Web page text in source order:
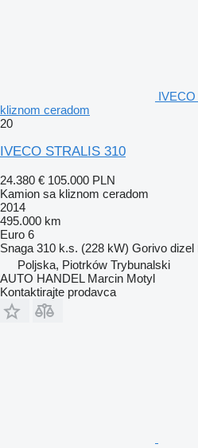
kliznom ceradom
20
IVECO STRALIS 310
24.380 € 105.000 PLN
Kamion sa kliznom ceradom
2014
495.000 km
Euro 6
Snaga 310 k.s. (228 kW) Gorivo dizel
Poljska, Piotrków Trybunalski
AUTO HANDEL Marcin Motyl
Kontaktirajte prodavca